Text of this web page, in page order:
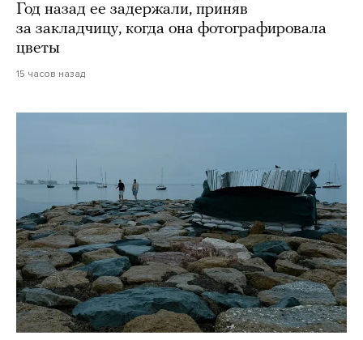
Год назад ее задержали, приняв
за закладчицу, когда она фотографировала
цветы
15 часов назад